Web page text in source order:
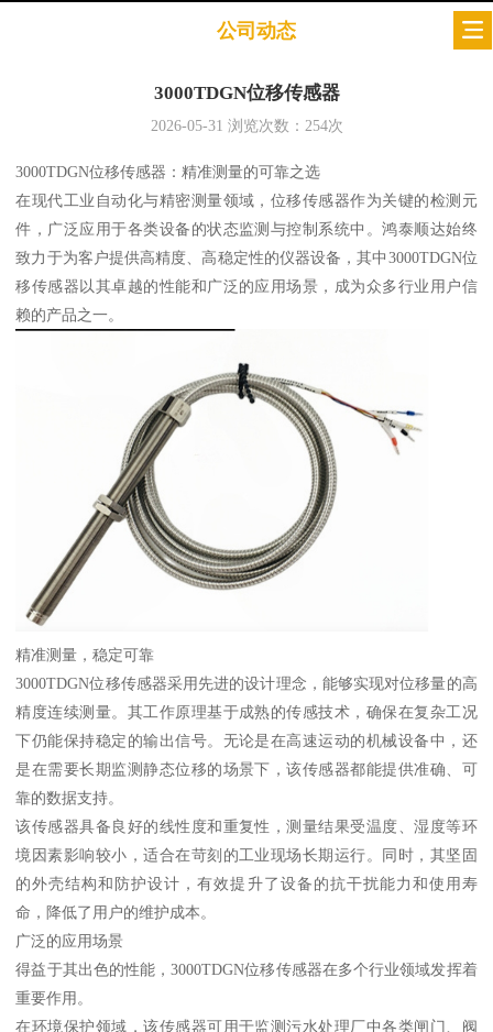
公司动态
3000TDGN位移传感器
2026-05-31 浏览次数： 254次
3000TDGN位移传感器：精准测量的可靠之选
在现代工业自动化与精密测量领域，位移传感器作为关键的检测元
件，广泛应用于各类设备的状态监测与控制系统中。鸿泰顺达始终
致力于为客户提供高精度、高稳定性的仪器设备，其中3000TDGN位
移传感器以其卓越的性能和广泛的应用场景，成为众多行业用户信
赖的产品之一。
精准测量，稳定可靠
3000TDGN位移传感器采用先进的设计理念，能够实现对位移量的高
精度连续测量。其工作原理基于成熟的传感技术，确保在复杂工况
下仍能保持稳定的输出信号。无论是在高速运动的机械设备中，还
是在需要长期监测静态位移的场景下，该传感器都能提供准确、可
靠的数据支持。
该传感器具备良好的线性度和重复性，测量结果受温度、湿度等环
境因素影响较小，适合在苛刻的工业现场长期运行。同时，其坚固
的外壳结构和防护设计，有效提升了设备的抗干扰能力和使用寿
命，降低了用户的维护成本。
广泛的应用场景
得益于其出色的性能，3000TDGN位移传感器在多个行业领域发挥着
重要作用。
在环境保护领域，该传感器可用于监测污水处理厂中各类闸门、阀